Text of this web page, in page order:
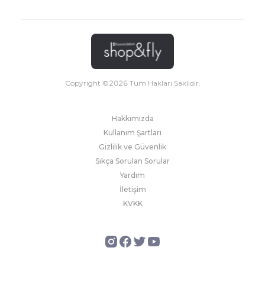
Copyright ©2026Tüm Hakları Saklıdır.
Hakkımızda
Kullanım Şartları
Gizlilik ve Güvenlik
Sıkça Sorulan Sorular
Yardım
İletişim
KVKK